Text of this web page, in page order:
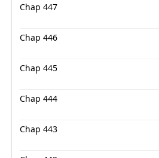
Chap 447
Chap 446
Chap 445
Chap 444
Chap 443